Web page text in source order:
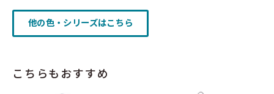
他の色・シリーズはこちら
こちらもおすすめ